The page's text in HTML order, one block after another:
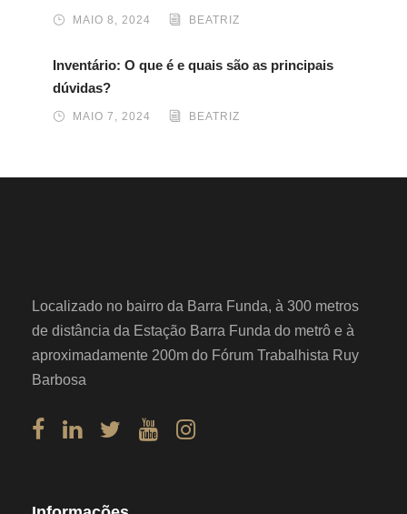
MAIO 8, 2024 BEATRIZ
Inventário: O que é e quais são as principais
dúvidas?
MAIO 7, 2024 BEATRIZ
Localizado no bairro da Barra Funda, à 300 metros
de distância da Estação Barra Funda do metrô e à
aproximadamente 200m do Fórum Trabalhista Ruy
Barbosa